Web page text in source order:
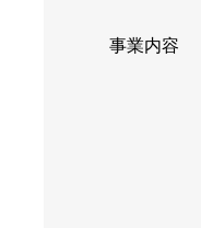
事業内容